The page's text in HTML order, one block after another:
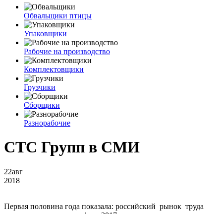
Обвальщики птицы
Упаковщики
Рабочие на производство
Комплектовщики
Грузчики
Сборщики
Разнорабочие
СТС Групп в СМИ
22авг
2018
Первая половина года показала: российский рынок труда